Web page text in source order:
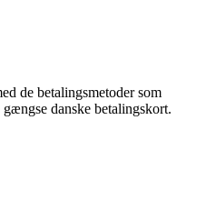
de betalingsmetoder som
danske betalingskort.